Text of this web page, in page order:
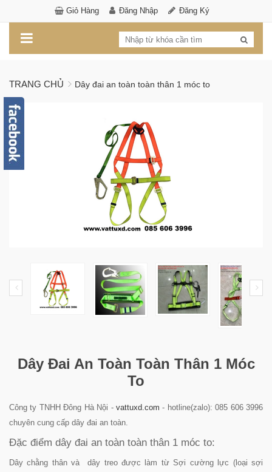
Giỏ Hàng Đăng Nhập Đăng Ký
TRANG CHỦ Dây đai an toàn toàn thân 1 móc to
Dây Đai An Toàn Toàn Thân 1 Móc
To
Công ty TNHH Đông Hà Nội - vattuxd.com - hotline(zalo): 085 606 3996
chuyên cung cấp dây đai an toàn.
Đặc điểm dây đai an toàn toàn thân 1 móc to:
Dây chằng thân và dây treo được làm từ Sợi cường lực (loại sợi